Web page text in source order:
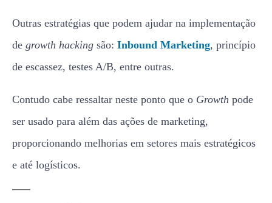
Outras estratégias que podem ajudar na implementação
de growth hacking são: Inbound Marketing, princípio
de escassez, testes A/B, entre outras.
Contudo cabe ressaltar neste ponto que o Growth pode
ser usado para além das ações de marketing,
proporcionando melhorias em setores mais estratégicos
e até logísticos.